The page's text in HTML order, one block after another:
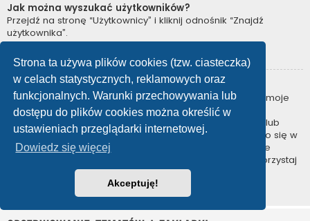
Strona ta używa plików cookies (tzw. ciasteczka)
w celach statystycznych, reklamowych oraz
funkcjonalnych. Warunki przechowywania lub
dostępu do plików cookies można określić w
ustawieniach przeglądarki internetowej.
Dowiedz się więcej
Akceptuję!
Jak można wyszukać użytkowników?
Przejdź na stronę “Użytkownicy” i kliknij odnośnik “Znajdź
użytkownika”.
Na górę
W jaki sposób można znaleźć swoje posty i tematy?
Swoje posty można znaleźć, klikając odnośnik “Wyświetl moje
posty” znajdujący się w panelu zarządzania kontem lub
odnośnik “Posty użytkownika” na stronie swojego profilu lub
wybierając „Twoje posty” z menu „Więcej…” znajdującego się w
górnym lewym rogu witryny. Jeśli chcesz wyszukać swoje
tematy, użyj strony wyszukiwania zaawansowanego i skorzystaj
z odpowiednich funkcji.